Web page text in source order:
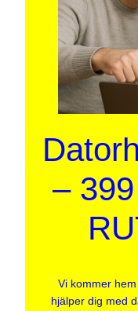
–
Vi kommer
hjälper dig med